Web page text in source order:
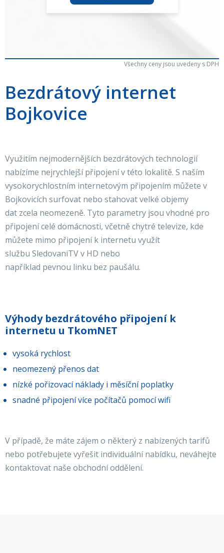
Všechny ceny jsou uvedeny s DPH
Bezdrátový internet
Bojkovice
Využitím nejmodernějších bezdrátových technologií
nabízíme nejrychlejší připojení v této lokalitě. S naším
vysokorychlostním internetovým připojením můžete v
Bojkovicích surfovat nebo stahovat velké objemy
dat zcela neomezeně. Tyto parametry jsou vhodné pro
připojení celé domácnosti, včetně chytré televize, kde
můžete mimo připojení k internetu využít
službu SledovaniTV v HD nebo
například pevnou linku bez paušálu.
Výhody bezdrátového připojení k
internetu u TkomNET
vysoká rychlost
neomezený přenos dat
nízké pořizovací náklady i měsíční poplatky
snadné připojení více počítačů pomocí wifi
V případě, že máte zájem o některý z nabízených tarifů
nebo potřebujete vyřešit individuální nabídku, neváhejte
kontaktovat naše obchodní oddělení.